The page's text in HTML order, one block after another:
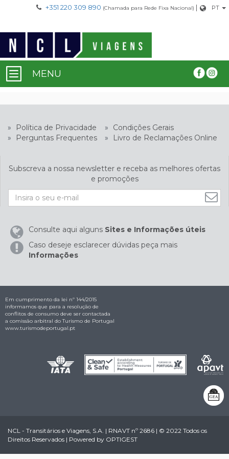
+351 220 309 890 (Chamada para Rede Fixa Nacional) | PT
MENU
» Política de Privacidade »
Condições Gerais
»
Perguntas Frequentes » Livro de Reclamações Online
Subscreva a nossa newsletter e receba as melhores ofertas
e promoções
Consulte aqui alguns Sites e Informações úteis
Caso deseje esclarecer dúvidas peça mais
Informações
Em cumprimento da lei nº 144/2015
informamos que para a resolução de
conflitos de consumo deve ser contactada
a comissão arbitral do Turismo de Portugal
www.turismodeportugal.pt
NCL - Transitários e Viagens, S.A. | RNAVT nº 2686 | © 2022 Todos os
Direitos Reservados | Powered by OPTIGEST